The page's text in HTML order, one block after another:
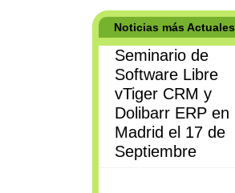
Noticias más Actuales
Seminario de
Software Libre
vTiger CRM y
Dolibarr ERP en
Madrid el 17 de
Septiembre